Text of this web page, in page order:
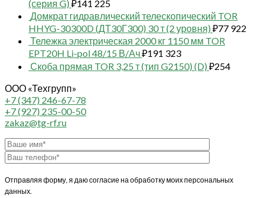
(серия G) ₽141 225
Домкрат гидравлический телескопический TOR
HHYG-30300D (ДТ30Г300) 30 т (2 уровня) ₽77 922
Тележка электрическая 2000 кг 1150 мм TOR
EPT20H Li-pol 48/15 В/Ач₽191 323
Скоба прямая TOR 3,25 т (тип G2150) (D) ₽254
ООО «Техгрупп»
+7 (347) 246-67-78
+7 (927) 235-00-50
zakaz@tg-rf.ru
Отправляя форму, я даю согласие на обработку моих персональных
данных.